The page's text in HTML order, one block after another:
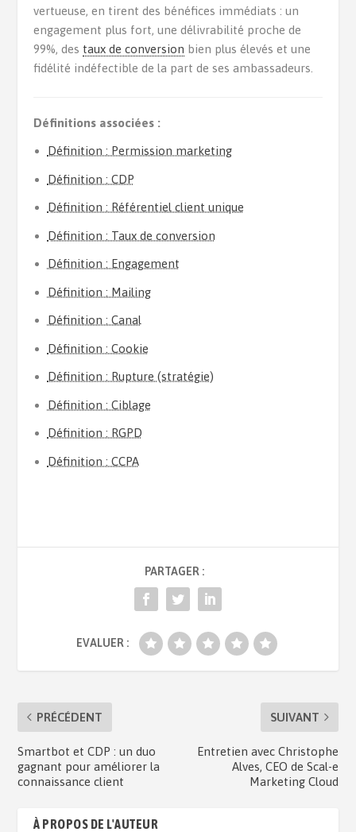
vertueuse, en tirent des bénéfices immédiats : un
engagement plus fort, une délivrabilité proche de
99%, des taux de conversion bien plus élevés et une
fidélité indéfectible de la part de ses ambassadeurs.
Définitions associées :
Définition : Permission marketing
Définition : CDP
Définition : Référentiel client unique
Définition : Taux de conversion
Définition : Engagement
Définition : Mailing
Définition : Canal
Définition : Cookie
Définition : Rupture (stratégie)
Définition : Ciblage
Définition : RGPD
Définition : CCPA
PARTAGER :
EVALUER :
PRÉCÉDENT
Smartbot et CDP : un duo
gagnant pour améliorer la
connaissance client
SUIVANT
Entretien avec Christophe
Alves, CEO de Scal-e
Marketing Cloud
À PROPOS DE L'AUTEUR